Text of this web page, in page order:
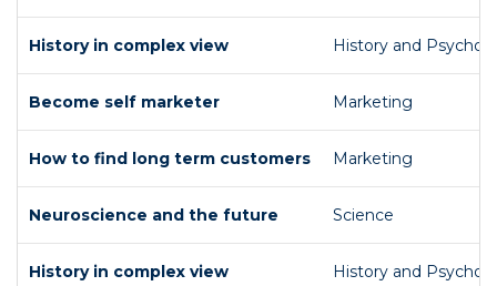
History in complex view History and
Become self marketer Marketing
How to find long term customers Marketing
Neuroscience and the future Science
History in complex view History and